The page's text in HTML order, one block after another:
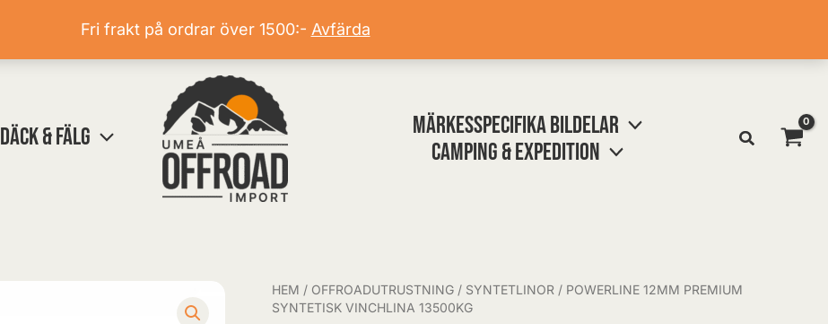
Fri frakt på ordrar över 1500:- Avfärda
DÄCK & FÄLG
MÄRKESSPECIFIKA BILDELAR
CAMPING & EXPEDITION
HEM / OFFROADUTRUSTNING / SYNTETLINOR / POWERLINE 12MM PREMIUM
SYNTETISK VINCHLINA 13500KG